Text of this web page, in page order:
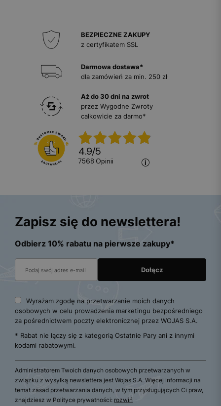
BEZPIECZNE ZAKUPY
z certyfikatem SSL
Darmowa dostawa*
dla zamówień za min. 250 zł
Aż do 30 dni na zwrot
przez Wygodne Zwroty
całkowicie za darmo*
4.9/5
7568 opinii
Zapisz się do newslettera!
Odbierz 10% rabatu na pierwsze zakupy*
Wyrażam zgodę na przetwarzanie moich danych
osobowych w celu prowadzenia marketingu bezpośredniego
za pośrednictwem poczty elektronicznej przez WOJAS S.A.
* Rabat nie łączy się z kategorią Ostatnie Pary ani z innymi
kodami rabatowymi.
Administratorem Twoich danych osobowych przetwarzanych w
związku z wysyłką newslettera jest Wojas S.A. Więcej informacji na
temat zasad przetwarzania danych, w tym przysługujących Ci praw,
znajdziesz w Polityce prywatności: rozwiń